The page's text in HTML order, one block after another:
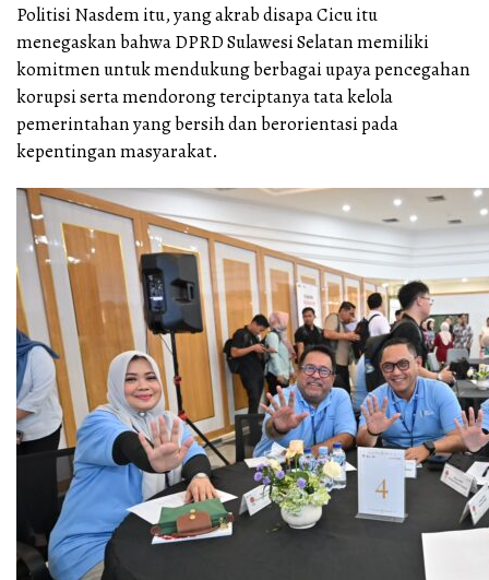
Politisi Nasdem itu, yang akrab disapa Cicu itu
menegaskan bahwa DPRD Sulawesi Selatan memiliki
komitmen untuk mendukung berbagai upaya pencegahan
korupsi serta mendorong terciptanya tata kelola
pemerintahan yang bersih dan berorientasi pada
kepentingan masyarakat.